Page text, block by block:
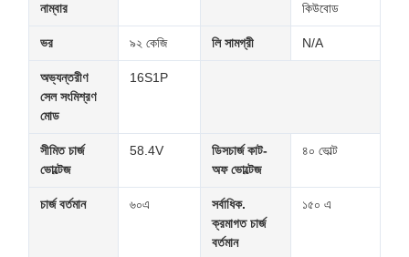
নাম্বার
কিউবোড
ভর ৯২ কেজি লি সামগ্রী N/A
অভ্যন্তরীণ
সেল সংমিশ্রণ
মোড
16S1P
সীমিত চার্জ
ভোল্টেজ
58.4V
ডিসচার্জ কাট-
অফ ভোল্টেজ
৪০ ভোল্ট
চার্জ বর্তমান ৬০এ
সর্বাধিক.
ক্রমাগত চার্জ
বর্তমান
১৫০ এ